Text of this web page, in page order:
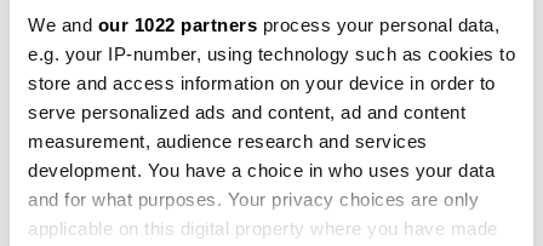
We and our 1022 partners process your personal data,
e.g. your IP-number, using technology such as cookies to
store and access information on your device in order to
serve personalized ads and content, ad and content
measurement, audience research and services
development. You have a choice in who uses your data
and for what purposes. Your privacy choices are only
applicable on this digital property where you have made
Bloomberg
"To je pranje prljave politike", kaže Anjali Dayal
Sveučilišta Fordham. "UN je vrlo dobar u pranju
njihove prljave politike". Primjer je rat u Siriji, gdje je,
po njoj, Rusija bila ta koja nije dopuštala akciju, ali je